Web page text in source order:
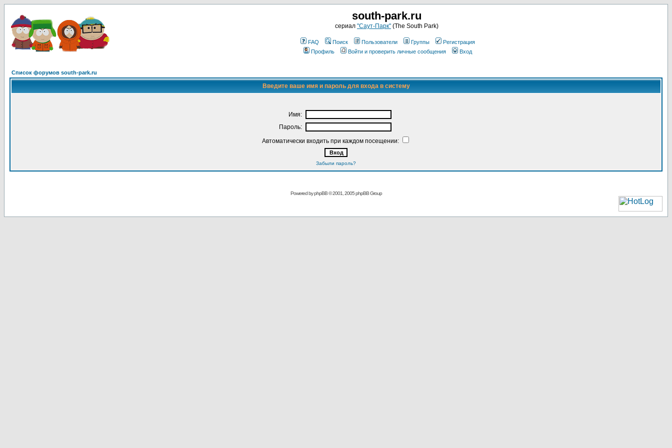
south-park.ru
сериал "Саут-Парк" (The South Park)
FAQ Поиск Пользователи Группы
Регистрация
Профиль
Войти и проверить личные сообщения Вход
Список форумов south-park.ru
Введите ваше имя и пароль для входа в систему
Имя:
Пароль:
Автоматически входить при каждом посещении:
Забыли пароль?
Powered byphpBB© 2001, 2005 phpBB Group